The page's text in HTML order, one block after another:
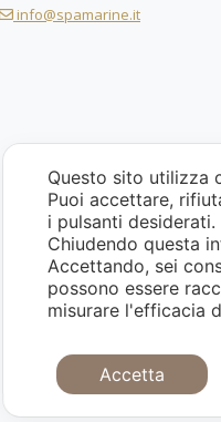
info@spamarine.it
Questo sito utilizza
Puoi accettare,
i pulsanti desiderati.
Chiudendo questa
Accettando, sei
possono essere
misurare l'efficacia
Accetta